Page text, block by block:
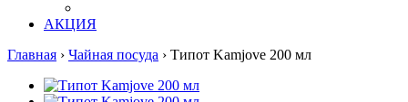
АКЦИЯ
Главная › Чайная посуда › Типот Kamjove 200 мл